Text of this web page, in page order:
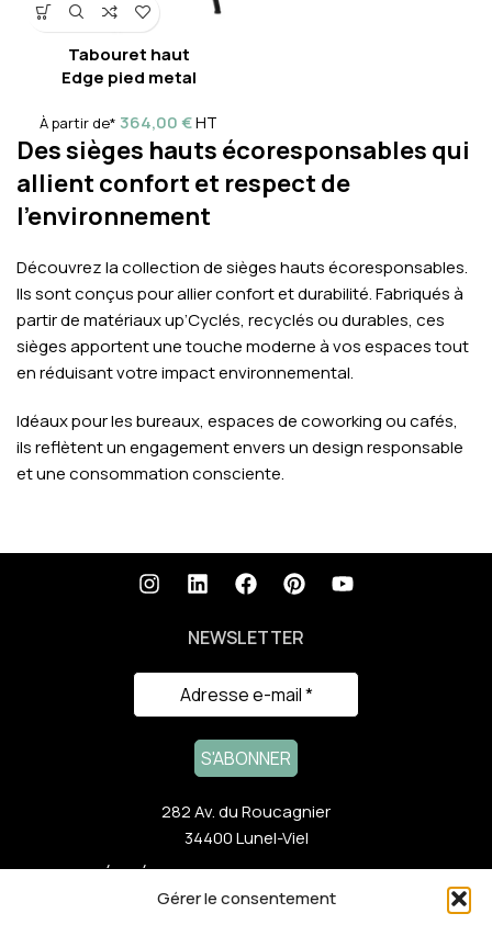
Gérer le consentement
Tabouret haut
Edge pied metal
À partir de* 364,00€HT
Des sièges hauts écoresponsables qui
allient confort et respect de
l’environnement
Découvrez la collection de sièges hauts écoresponsables.
Ils sont conçus pour allier confort et durabilité. Fabriqués à
partir de matériaux up’Cyclés, recyclés ou durables, ces
sièges apportent une touche moderne à vos espaces tout
en réduisant votre impact environnemental.
Idéaux pour les bureaux, espaces de coworking ou cafés,
ils reflètent un engagement envers un design responsable
et une consommation consciente.
NEWSLETTER
282 Av. du Roucagnier
34400 Lunel-Viel
ACTUALITÉS RÉCENTES